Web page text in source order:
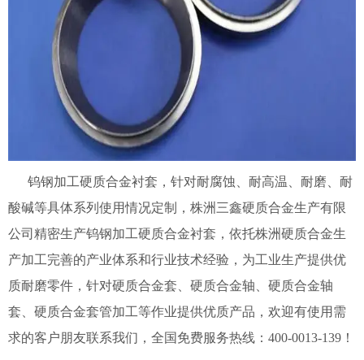
钨钢加工硬质合金衬套，针对耐腐蚀、耐高温、耐磨、耐
酸碱等具体系列使用情况定制，株洲三鑫硬质合金生产有限
公司精密生产钨钢加工硬质合金衬套，依托株洲硬质合金生
产加工完善的产业体系和行业技术经验，为工业生产提供优
质耐磨零件，针对硬质合金套、硬质合金轴、硬质合金轴
套、硬质合金套管加工等作业提供优质产品，欢迎有使用需
求的客户朋友联系我们，全国免费服务热线：400-0013-139！